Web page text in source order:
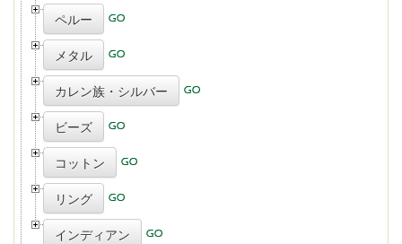
ペルー
メタル
カレン族・シルバー
ビーズ
コットン
リング
インディアン